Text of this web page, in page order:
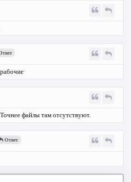
файлы там отсутствуют.
Ответ